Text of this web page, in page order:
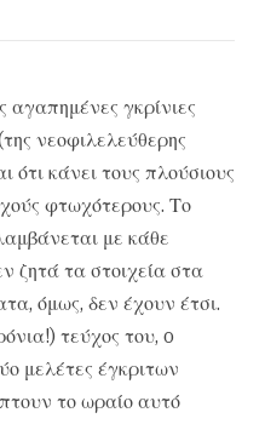
αγαπημένες γκρίνιες
νεοφιλελεύθερης
ότι κάνει τους πλούσιους
φτωχότερους. Το
με κάθε
ζητά τα στοιχεία στα
όμως, δεν έχουν έτσι.
τεύχος του, o
μελέτες έγκριτων
το ωραίο αυτό